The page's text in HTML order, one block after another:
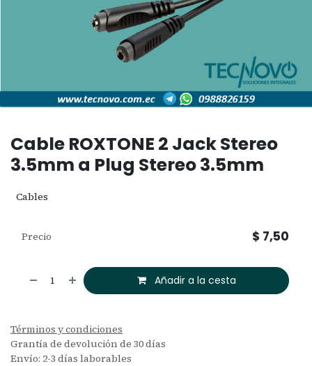
Cable ROXTONE 2 Jack Stereo
3.5mm a Plug Stereo 3.5mm
Cables
Añadir a la cesta
Precio $ 7,50
Términos y condiciones
Grantía de devolución de 30 días
Envío: 2-3 días laborables